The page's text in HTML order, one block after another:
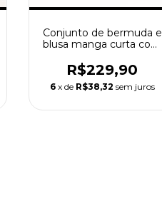
Conjunto de bermuda e
blusa manga curta com
R$229,90
6 x de R$38,32 sem juros